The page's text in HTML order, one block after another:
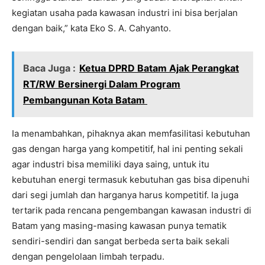
kegiatan usaha pada kawasan industri ini bisa berjalan
dengan baik,” kata Eko S. A. Cahyanto.
Baca Juga : Ketua DPRD Batam Ajak Perangkat
RT/RW Bersinergi Dalam Program
Pembangunan Kota Batam
Ia menambahkan, pihaknya akan memfasilitasi kebutuhan
gas dengan harga yang kompetitif, hal ini penting sekali
agar industri bisa memiliki daya saing, untuk itu
kebutuhan energi termasuk kebutuhan gas bisa dipenuhi
dari segi jumlah dan harganya harus kompetitif. Ia juga
tertarik pada rencana pengembangan kawasan industri di
Batam yang masing-masing kawasan punya tematik
sendiri-sendiri dan sangat berbeda serta baik sekali
dengan pengelolaan limbah terpadu.